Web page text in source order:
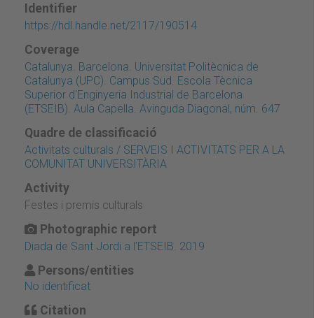
Identifier
https://hdl.handle.net/2117/190514
Coverage
Catalunya. Barcelona. Universitat Politècnica de
Catalunya (UPC). Campus Sud. Escola Tècnica
Superior d'Enginyeria Industrial de Barcelona
(ETSEIB). Aula Capella. Avinguda Diagonal, núm. 647
Quadre de classificació
Activitats culturals / SERVEIS I ACTIVITATS PER A LA
COMUNITAT UNIVERSITÀRIA
Activity
Festes i premis culturals
Photographic report
Diada de Sant Jordi a l'ETSEIB. 2019
Persons/entities
No identificat
Citation